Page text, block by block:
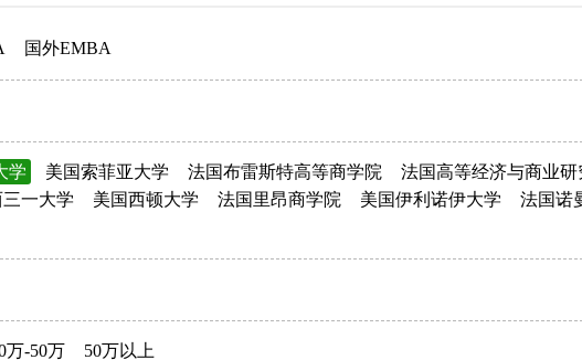
国外EMBA
学 美国索菲亚大学 法国布雷斯特高等商学院 法国高等经济与商业研
一大学 美国西顿大学 法国里昂商学院 美国伊利诺伊大学 法国诺
万-50万 50万以上